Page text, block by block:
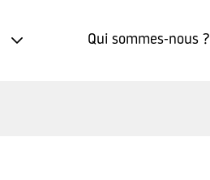
Qui sommes-nous ?